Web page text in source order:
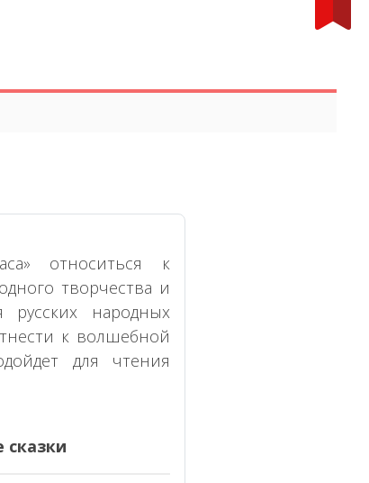
относиться к
творчества и
русских народных
к волшебной
для чтения
сказки